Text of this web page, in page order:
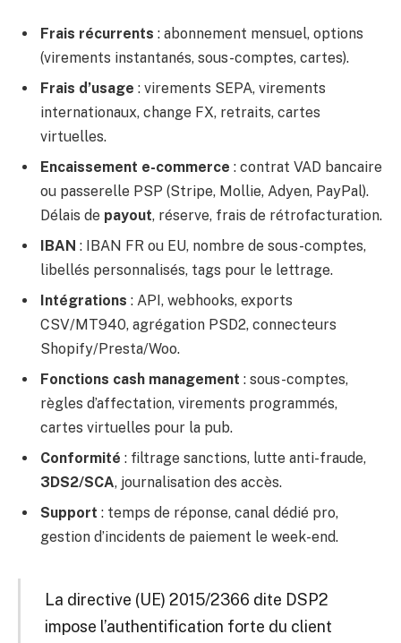
Frais récurrents : abonnement mensuel, options
(virements instantanés, sous-comptes, cartes).
Frais d’usage : virements SEPA, virements
internationaux, change FX, retraits, cartes
virtuelles.
Encaissement e-commerce : contrat VAD bancaire
ou passerelle PSP (Stripe, Mollie, Adyen, PayPal).
Délais de payout, réserve, frais de rétrofacturation.
IBAN : IBAN FR ou EU, nombre de sous-comptes,
libellés personnalisés, tags pour le lettrage.
Intégrations : API, webhooks, exports
CSV/MT940, agrégation PSD2, connecteurs
Shopify/Presta/Woo.
Fonctions cash management : sous-comptes,
règles d’affectation, virements programmés,
cartes virtuelles pour la pub.
Conformité : filtrage sanctions, lutte anti-fraude,
3DS2/SCA, journalisation des accès.
Support : temps de réponse, canal dédié pro,
gestion d’incidents de paiement le week-end.
La directive (UE) 2015/2366 dite DSP2
impose l’authentification forte du client